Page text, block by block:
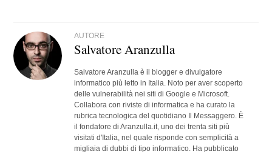
AUTORE
Salvatore Aranzulla
Salvatore Aranzulla è il blogger e divulgatore
informatico più letto in Italia. Noto per aver scoperto
delle vulnerabilità nei siti di Google e Microsoft.
Collabora con riviste di informatica e ha curato la
rubrica tecnologica del quotidiano Il Messaggero. È
il fondatore di Aranzulla.it, uno dei trenta siti più
visitati d'Italia, nel quale risponde con semplicità a
migliaia di dubbi di tipo informatico. Ha pubblicato